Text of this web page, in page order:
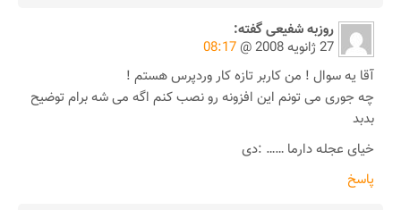
روزبه شفیعیگفته:
27 ژانویه 2008 @
08:17
آقا یه سوال ! من کاربر تازه کار وردپرس هستم !
چه جوری می تونم این افزونه رو نصب کنم اگه می شه برام توضیح
بدبد
خیای عجله دارما …… :دی
پاسخ